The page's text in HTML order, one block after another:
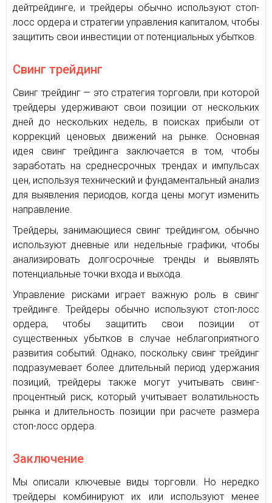
дейтрейдинге, и трейдеры обычно используют стоп-
лосс ордера и стратегии управления капиталом, чтобы
защитить свои инвестиции от потенциальных убытков.
Свинг трейдинг
Свинг трейдинг — это стратегия торговли, при которой
трейдеры удерживают свои позиции от нескольких
дней до нескольких недель, в поисках прибыли от
коррекций ценовых движений на рынке. Основная
идея свинг трейдинга заключается в том, чтобы
заработать на среднесрочных трендах и импульсах
цен, используя технический и фундаментальный анализ
для выявления периодов, когда цены могут изменить
направление.
Трейдеры, занимающиеся свинг трейдингом, обычно
используют дневные или недельные графики, чтобы
анализировать долгосрочные тренды и выявлять
потенциальные точки входа и выхода.
Управление рисками играет важную роль в свинг
трейдинге. Трейдеры обычно используют стоп-лосс
ордера, чтобы защитить свои позиции от
существенных убытков в случае неблагоприятного
развития событий. Однако, поскольку свинг трейдинг
подразумевает более длительный период удержания
позиций, трейдеры также могут учитывать свинг-
процентный риск, который учитывает волатильность
рынка и длительность позиции при расчете размера
стоп-лосс ордера.
Заключение
Мы описали ключевые виды торговли. Но нередко
трейдеры комбинируют их или используют менее